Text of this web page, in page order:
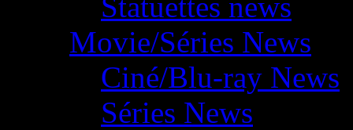
Movie/Séries News
Ciné/Blu-ray News
Séries News